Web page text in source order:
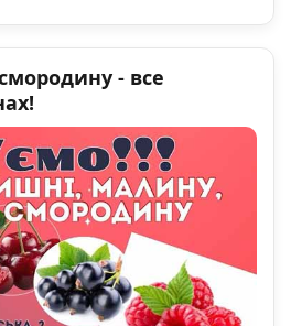
- все